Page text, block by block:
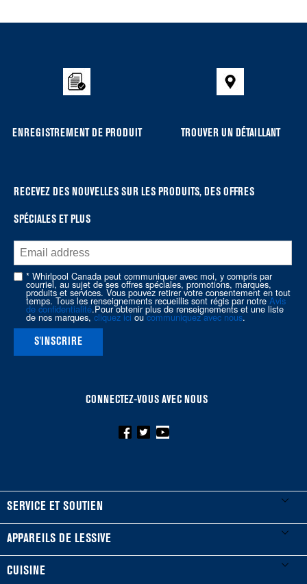
you
end
page
ENREGISTREMENT DE PRODUIT TROUVER UN DÉTAILLANT
RECEVEZ DES NOUVELLES SUR LES PRODUITS, DES OFFRES
SPÉCIALES ET PLUS
* Whirlpool Canada peut communiquer avec moi, y compris par
courriel, au sujet de ses offres spéciales, promotions, marques,
produits et services. Vous pouvez retirer votre consentement en tout
temps. Tous les renseignements recueillis sont régis par notreAvis
de confidentialité.Pour obtenir plus de renseignements et une liste
de nos marques,cliquez icioucommuniquez avec nous.
S'INSCRIRE
CONNECTEZ-VOUS AVEC NOUS
FOOTER
SERVICE ET SOUTIEN
Mes électroménagers
Enregistrer un produit
APPAREILS DE LESSIVE
Laveuses et sécheuses
CUISINE